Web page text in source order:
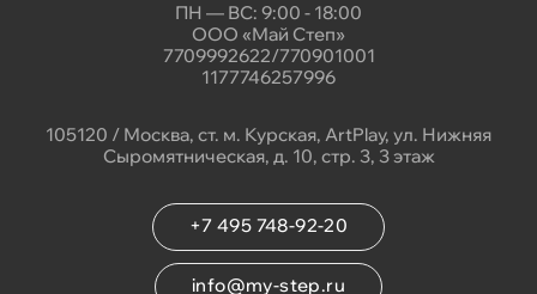
ПН — ВС: 9:00 - 18:00
ООО «Май Степ»
7709992622/770901001
1177746257996
105120 / Москва, ст. м. Курская, ArtPlay, ул. Нижняя
Сыромятническая, д. 10, стр. 3, 3 этаж
+7 495 748-92-20
info@my-step.ru